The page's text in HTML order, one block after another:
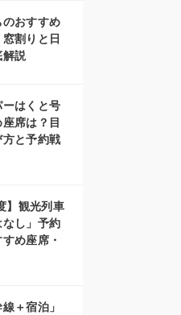
おすすめ
割りと日
解説
はくと号
席は？目
方と予約戦
】観光列車
し」予約
め座席・
＋宿泊」